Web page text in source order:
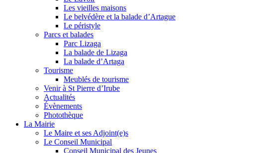
Les vieilles maisons
Le belvédère et la balade d’Artague
Le péristyle
Parcs et balades
Parc Lizaga
La balade de Lizaga
La balade d’Artaga
Tourisme
Meublés de tourisme
Venir à St Pierre d’Irube
Actualités
Évènements
Photothèque
La Mairie
Le Maire et ses Adjoint(e)s
Le Conseil Municipal
Conseil Municipal des Jeunes